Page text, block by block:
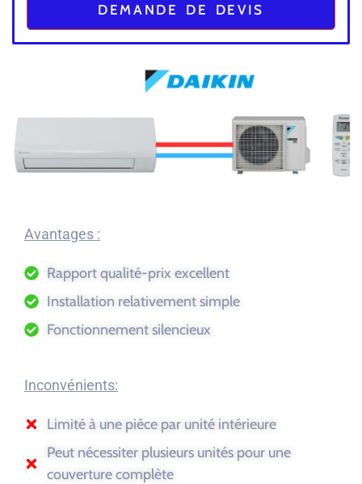
DEMANDE DE DEVIS
Avantages :
Rapport qualité-prix excellent
Installation relativement simple
Fonctionnement silencieux
Inconvénients:
Limité à une pièce par unité intérieure
Peut nécessiter plusieurs unités pour une
couverture complète